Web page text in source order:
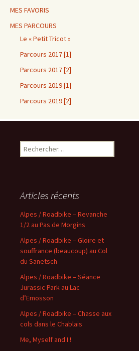
MES FAVORIS
MES PARCOURS
Le « Petit Tricot »
Parcours 2017 [1]
Parcours 2017 [2]
Parcours 2019 [1]
Parcours 2019 [2]
Rechercher :
Articles récents
Alpes / Roadbike – Revanche
1/2 au Pas de Morgins
Alpes / Roadbike – Gloire et
souffrance (beaucoup) au Col
du Sanetsch
Alpes / Roadbike – Séance
Jurassic Park au Lac
d’Emosson
Alpes / Roadbike – Chasse aux
cols dans le Chablais
Me, Myself and I !